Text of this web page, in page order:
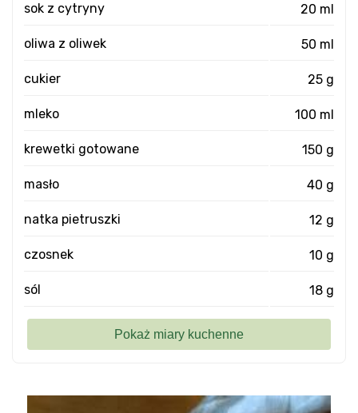
sok z cytryny 20 ml
oliwa z oliwek 50 ml
cukier 25 g
mleko 100 ml
krewetki gotowane 150 g
masło 40 g
natka pietruszki 12 g
czosnek 10 g
sól 18 g